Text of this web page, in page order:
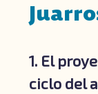
1. El
ciclo del